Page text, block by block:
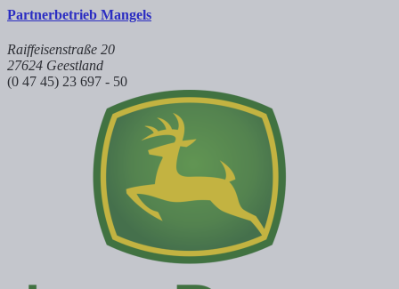
Partnerbetrieb Mangels
Raiffeisenstraße 20
27624 Geestland
(0 47 45) 23 697 - 50